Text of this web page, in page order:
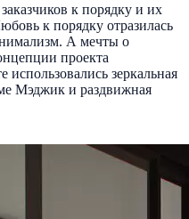
к порядку и их
к порядку отразилась
А мечты о
проекта
зеркальная
Мэджик и раздвижная